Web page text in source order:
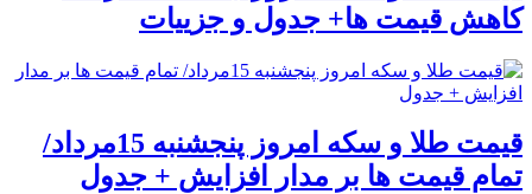
کاهش قیمت ها+ جدول و جزییات
قیمت طلا و سکه امروز پنجشنبه 15مرداد/
تمام قیمت ها بر مدار افزایش + جدول